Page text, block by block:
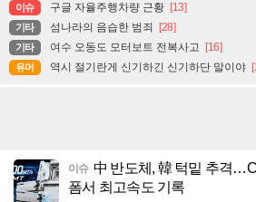
이슈 구글 자율주행차량 근황 [13]
기타 섬나라의 음습한 범죄 [28]
기타 여수 오동도 모터보트 전복사고 [16]
유머 역시 절기란게 신기하긴 신기하단 말이야
이슈 中 반도체, 韓 턱밑 추격
폼서 최고속도 기록